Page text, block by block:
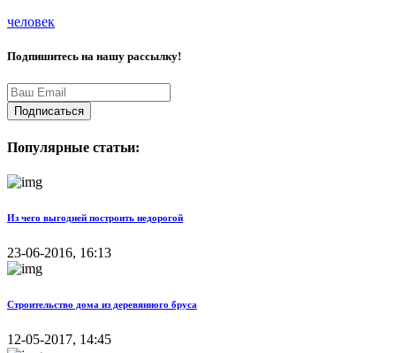
человек
Подпишитесь на нашу рассылку!
Подписаться
Популярные статьи:
Из чего выгодней построить недорогой
23-06-2016, 16:13
Строительство дома из деревянного бруса
12-05-2017, 14:45